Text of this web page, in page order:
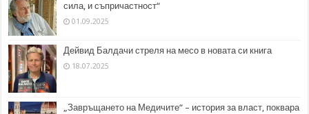
сила, и съпричастност“
01.09.2025
Дейвид Балдачи стреля на месо в новата си книга
18.07.2025
„Завръщането на Медичите“ – история за власт, поквара